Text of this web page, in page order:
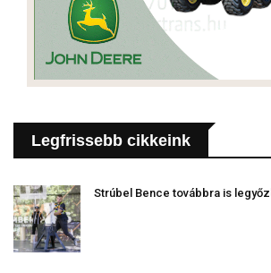
Legfrissebb cikkeink
Strúbel Bence továbbra is